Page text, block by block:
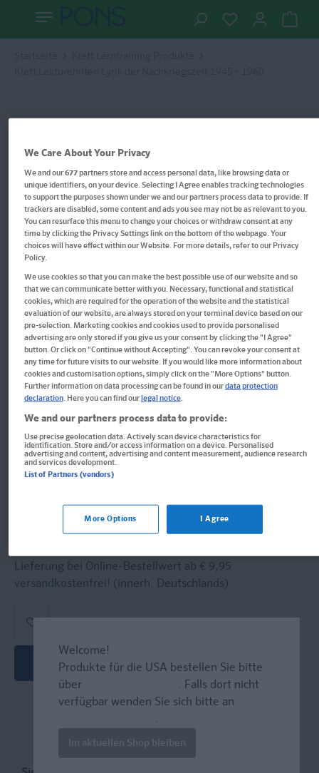
Im Buch blättern
Klett Lektürehilfen Lyrik der
Nachkriegszeit 1945 - 1960
für Oberstufe und Abitur
Format: 12,2 x 19,8 cm
ISBN: 978-3-12-923013-8
Informationen für Lehrer:innen und Referendar:innen
Sofort lieferbar
Lieferung bei Online-Bestellwert ab € 9,95
versandkostenfrei! (innerh. Deutschlands)
In den Warenkorb
Welcome!
Produkte für die USA bestellen Sie bitte
über
. Falls dort nicht
verfügbar wenden Sie sich bitte an
.
Im aktuellen Shop bleiben
We Care About Your Privacy
We and our677partners store and access personal data, like browsing data or
unique identifiers, on your device. Selecting I Agree enables tracking technologies
to support the purposes shown under we and our partners process data to provide. If
trackers are disabled, some content and ads you see may not be as relevant to you.
You can resurface this menu to change your choices or withdraw consent at any
time by clicking the Privacy Settings link on the bottom of the webpage. Your
choices will have effect within our Website. For more details, refer to our Privacy
Policy.
We use cookies so that you can make the best possible use of our website and so
that we can communicate better with you. Necessary, functional and statistical
cookies, which are required for the operation of the website and the statistical
evaluation of our website, are always stored on your terminal device based on our
pre-selection. Marketing cookies and cookies used to provide personalised
advertising are only stored if you give us your consent by clicking the "I Agree"
button. Or click on "Continue without Accepting". You can revoke your consent at
any time for future visits to our website. If you would like more information about
cookies and customisation options, simply click on the "More Options" button.
Further information on data processing can be found in ourdata protection
declaration. Here you can find our legal notice.
We and our partners process data to provide:
Use precise geolocation data. Actively scan device characteristics for
identification. Store and/or access information on a device. Personalised
advertising and content, advertising and content measurement, audience research
and services development.
List of Partners (vendors)
More Options I Agree